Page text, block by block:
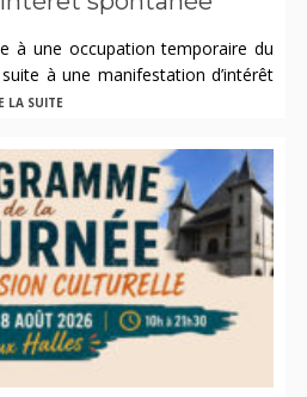
à une occupation temporaire du
à une manifestation d’intérêt
LA SUITE